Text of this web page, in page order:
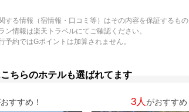
する情報（宿情報・口コミ等）はその内容を保証するもの
ン情報は楽天トラベルにてご確認ください。
予約ではGポイントは加算されません。
ちらのホテルも選ばれてます
すすめ！ 3人がおすすめ